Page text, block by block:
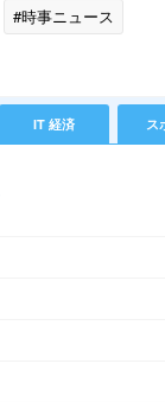
#時事ニュース
IT 経済 ス